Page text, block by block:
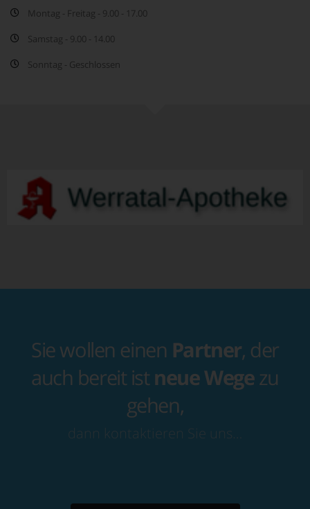
Montag - Freitag - 9.00 - 17.00
Samstag - 9.00 - 14.00
Sonntag - Geschlossen
Sie wollen einen Partner, der
auch bereit ist neue Wegezu
gehen,
dann kontaktieren Sie uns…